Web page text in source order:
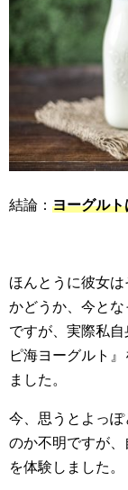
結論： ヨーグル
ほんとうに彼女
かどうか、今と
ですが、実際私
ピ海ヨーグルト
ました。
今、思うとよっ
のか不明ですが
を体験しました。